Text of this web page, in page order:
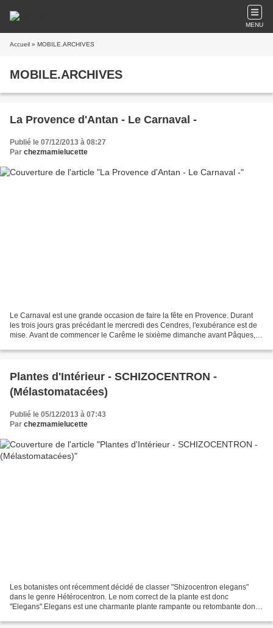
MENU
Accueil » MOBILE.ARCHIVES
MOBILE.ARCHIVES
La Provence d'Antan - Le Carnaval -
Publié le 07/12/2013 à 08:27
Par chezmamielucette
Le Carnaval est une grande occasion de faire la fête en Provence. Durant
les trois jours gras précédant le mercredi des Cendres, l'exubérance est de
mise. Avant de commencer le Carême le sixième dimanche avant Pâques,
Plantes d'Intérieur - SCHIZOCENTRON -
(Mélastomatacées)
Publié le 05/12/2013 à 07:43
Par chezmamielucette
Les botanistes ont récemment décidé de classer "Shizocentron elegans"
dans le genre Hétérocentron. Le nom correct de la plante est donc
"Elegans".Elegans est une charmante plante rampante ou retombante dont